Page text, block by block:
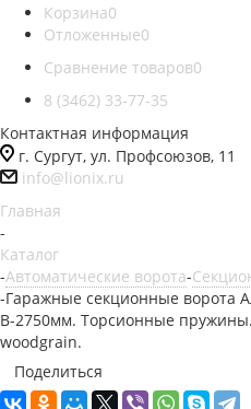
Корзина0
Отложенные0
Сравнение товаров0
8 (3462) 33-77-35
Контактная информация
г. Сургут, ул. Профсоюзов, 11
info@lionix.ru
Главная
-
Каталог
-Автоматические ворота-
-Гаражные секционные ворота
В-2750мм. Торсионные
woodgrain.
Поделиться